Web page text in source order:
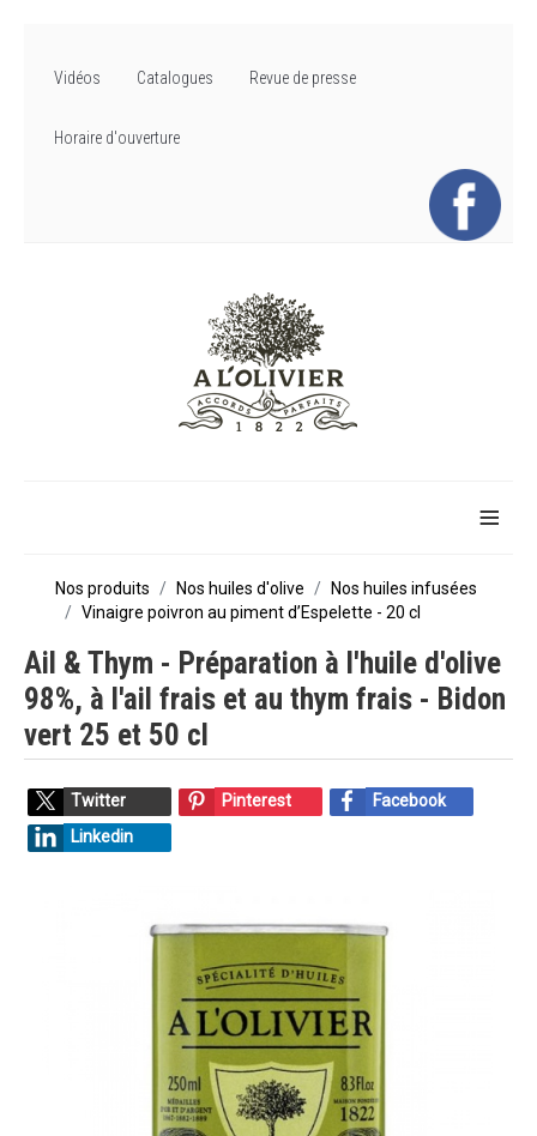
Vidéos Catalogues Revue de presse
Horaire d'ouverture
≡
Nos produits Nos huiles d'olive
Nos huiles infusées
Vinaigre poivron au piment d’Espelette - 20 cl
Ail & Thym - Préparation à l'huile d'olive
98%, à l'ail frais et au thym frais - Bidon
vert 25 et 50 cl
Twitter Pinterest
Facebook
Linkedin